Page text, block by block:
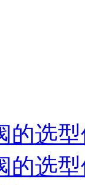
的选
的选